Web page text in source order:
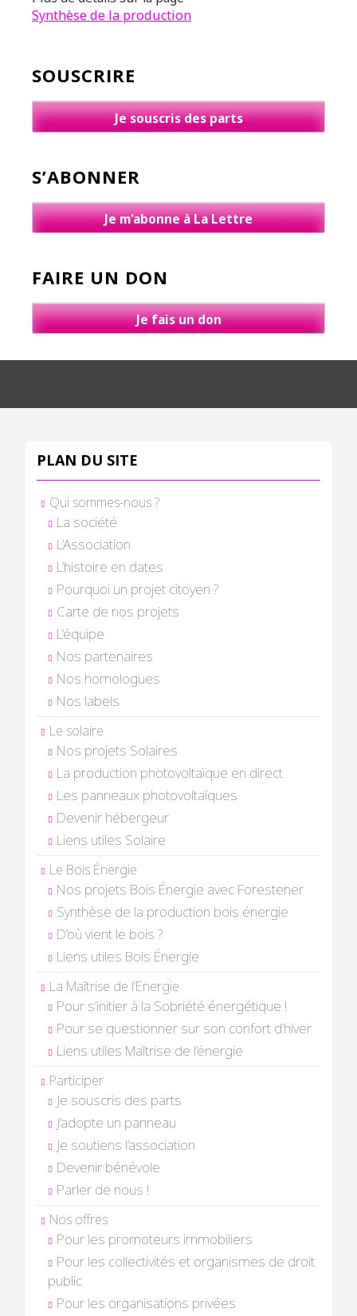
Synthèse de la production
SOUSCRIRE
Je souscris des parts
S’ABONNER
Je m'abonne à La Lettre
FAIRE UN DON
Je fais un don
PLAN DU SITE
Qui sommes-nous ?
La société
L’Association
L’histoire en dates
Pourquoi un projet citoyen ?
Carte de nos projets
L’équipe
Nos partenaires
Nos homologues
Nos labels
Le solaire
Nos projets Solaires
La production photovoltaïque en direct
Les panneaux photovoltaïques
Devenir hébergeur
Liens utiles Solaire
Le Bois Énergie
Nos projets Bois Énergie avec Forestener
Synthèse de la production bois énergie
D’où vient le bois ?
Liens utiles Bois Énergie
La Maîtrise de l’Energie
Pour s’initier à la Sobriété énergétique !
Pour se questionner sur son confort d’hiver
Liens utiles Maîtrise de l’énergie
Participer
Je souscris des parts
J’adopte un panneau
Je soutiens l’association
Devenir bénévole
Parler de nous !
Nos offres
Pour les promoteurs immobiliers
Pour les collectivités et organismes de droit
public
Pour les organisations privées